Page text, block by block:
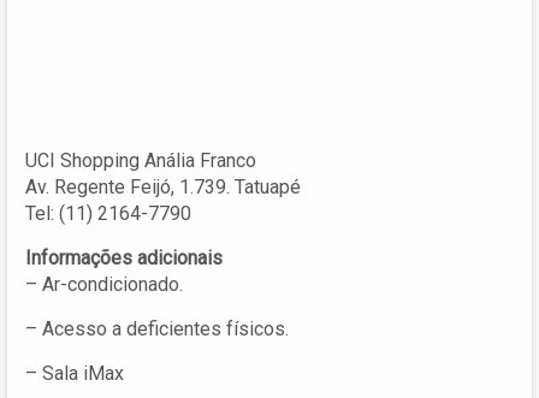
UCI Shopping Anália Franco
Av. Regente Feijó, 1.739. Tatuapé
Tel: (11) 2164-7790
Informações adicionais
– Ar-condicionado.
– Acesso a deficientes físicos.
– Sala iMax